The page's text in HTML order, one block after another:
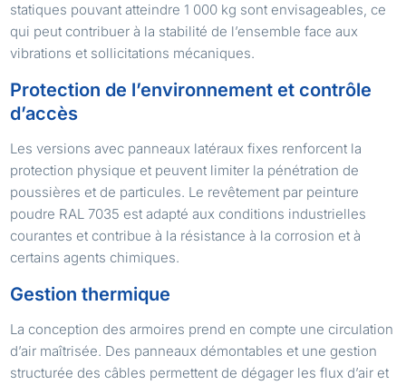
statiques pouvant atteindre 1 000 kg sont envisageables, ce
qui peut contribuer à la stabilité de l’ensemble face aux
vibrations et sollicitations mécaniques.
Protection de l’environnement et contrôle
d’accès
Les versions avec panneaux latéraux fixes renforcent la
protection physique et peuvent limiter la pénétration de
poussières et de particules. Le revêtement par peinture
poudre RAL 7035 est adapté aux conditions industrielles
courantes et contribue à la résistance à la corrosion et à
certains agents chimiques.
Gestion thermique
La conception des armoires prend en compte une circulation
d’air maîtrisée. Des panneaux démontables et une gestion
structurée des câbles permettent de dégager les flux d’air et